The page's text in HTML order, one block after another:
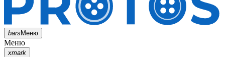
barsМеню
Меню
xmark